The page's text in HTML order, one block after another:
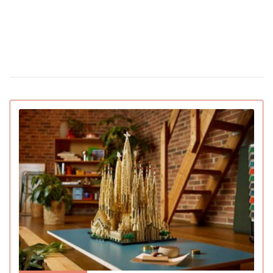
15 вмираючих професій, яким загрожує
16 грудня 16:22
Pantone назвав головний колір 2026 року:
символізує спокій (відео)
15 грудня 14:31
Deep Plane Facelift: новий б'юті-фаворит
українських зірок і не тільки
10 грудня 17:33 Pornhub підбив підсумки року: Україна в
топ-20 за переглядами
04 грудня 15:38 YouTube оголосив підсумки 2025 року:
найкращий блогер, подкаст, найпопулярніша тема та
музика
03 грудня 13:59 Ботокс став найпопулярнішою процедурою
середнього класу і створив тренд на «однорідні